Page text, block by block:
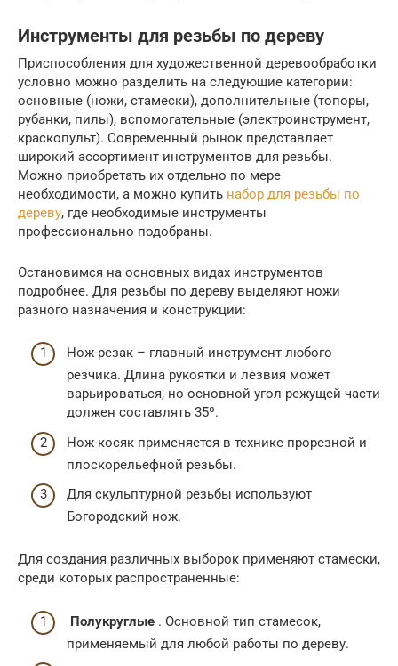
Инструменты для резьбы по дереву
Приспособления для художественной деревообработки
условно можно разделить на следующие категории:
основные (ножи, стамески), дополнительные (топоры,
рубанки, пилы), вспомогательные (электроинструмент,
краскопульт). Современный рынок представляет
широкий ассортимент инструментов для резьбы.
Можно приобретать их отдельно по мере
необходимости, а можно купить набор для резьбы по
дереву, где необходимые инструменты
профессионально подобраны.
Остановимся на основных видах инструментов
подробнее. Для резьбы по дереву выделяют ножи
разного назначения и конструкции:
Нож-резак – главный инструмент любого
резчика. Длина рукоятки и лезвия может
варьироваться, но основной угол режущей части
должен составлять 35º.
Нож-косяк применяется в технике прорезной и
плоскорельефной резьбы.
Для скульптурной резьбы используют
Богородский нож.
Для создания различных выборок применяют стамески,
среди которых распространенные:
Полукруглые . Основной тип стамесок,
применяемый для любой работы по дереву.